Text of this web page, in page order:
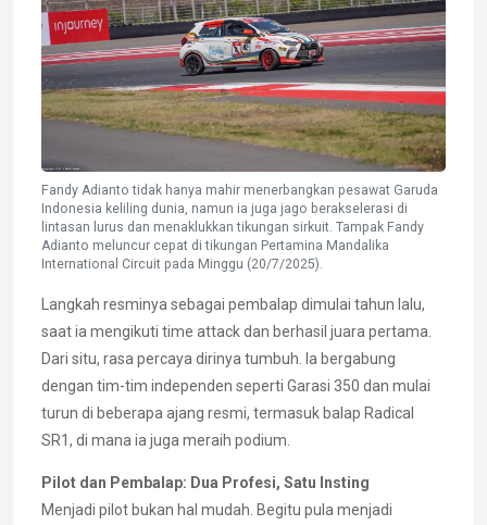
Fandy Adianto tidak hanya mahir menerbangkan pesawat Garuda
Indonesia keliling dunia, namun ia juga jago berakselerasi di
lintasan lurus dan menaklukkan tikungan sirkuit. Tampak Fandy
Adianto meluncur cepat di tikungan Pertamina Mandalika
International Circuit pada Minggu (20/7/2025).
Langkah resminya sebagai pembalap dimulai tahun lalu,
saat ia mengikuti time attack dan berhasil juara pertama.
Dari situ, rasa percaya dirinya tumbuh. Ia bergabung
dengan tim-tim independen seperti Garasi 350 dan mulai
turun di beberapa ajang resmi, termasuk balap Radical
SR1, di mana ia juga meraih podium.
Pilot dan Pembalap: Dua Profesi, Satu Insting
Menjadi pilot bukan hal mudah. Begitu pula menjadi